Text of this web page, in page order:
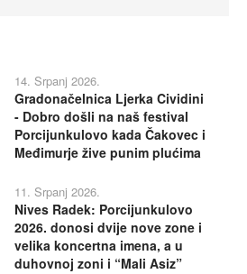
14. Srpanj 2026.
Gradonačelnica Ljerka Cividini
- Dobro došli na naš festival
Porcijunkulovo kada Čakovec i
Međimurje žive punim plućima
11. Srpanj 2026.
Nives Radek: Porcijunkulovo
2026. donosi dvije nove zone i
velika koncertna imena, a u
duhovnoj zoni i “Mali Asiz”